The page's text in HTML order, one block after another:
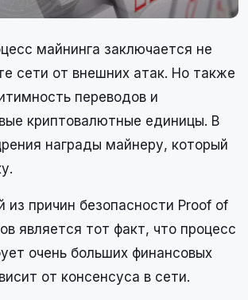
майнинга заключается не
сети от внешних атак. Но также
переводов и
криптовалютные единицы. В
награды майнеру, который
из причин безопасности Proof of
является тот факт, что процесс
очень больших финансовых
от консенсуса в сети.